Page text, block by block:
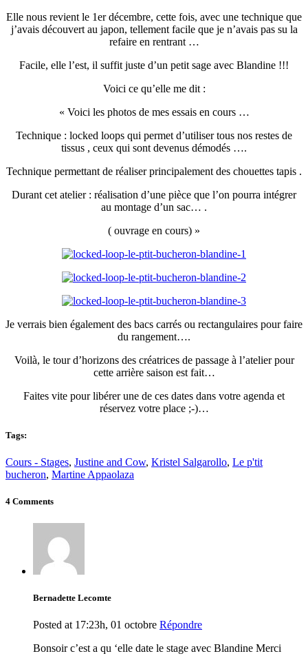
Elle nous revient le 1er décembre, cette fois, avec une technique que
j’avais découvert au japon, tellement facile que je n’avais pas su la
refaire en rentrant …
Facile, elle l’est, il suffit juste d’un petit sage avec Blandine !!!
Voici ce qu’elle me dit :
« Voici les photos de mes essais en cours …
Technique : locked loops qui permet d’utiliser tous nos restes de
tissus , ceux qui sont devenus démodés ….
Technique permettant de réaliser principalement des chouettes tapis .
Durant cet atelier : réalisation d’une pièce que l’on pourra intégrer
au montage d’un sac… .
( ouvrage en cours) »
Je verrais bien également des bacs carrés ou rectangulaires pour faire
du rangement….
Voilà, le tour d’horizons des créatrices de passage à l’atelier pour
cette arrière saison est fait…
Faites vite pour libérer une de ces dates dans votre agenda et
réservez votre place ;-)…
Tags:
Cours - Stages, Justine and Cow, Kristel Salgarollo, Le p'tit
bucheron, Martine Appaolaza
4 Comments
Bernadette Lecomte
Posted at 17:23h, 01 octobre Répondre
Bonsoir c’est a qu ‘elle date le stage avec Blandine Merci